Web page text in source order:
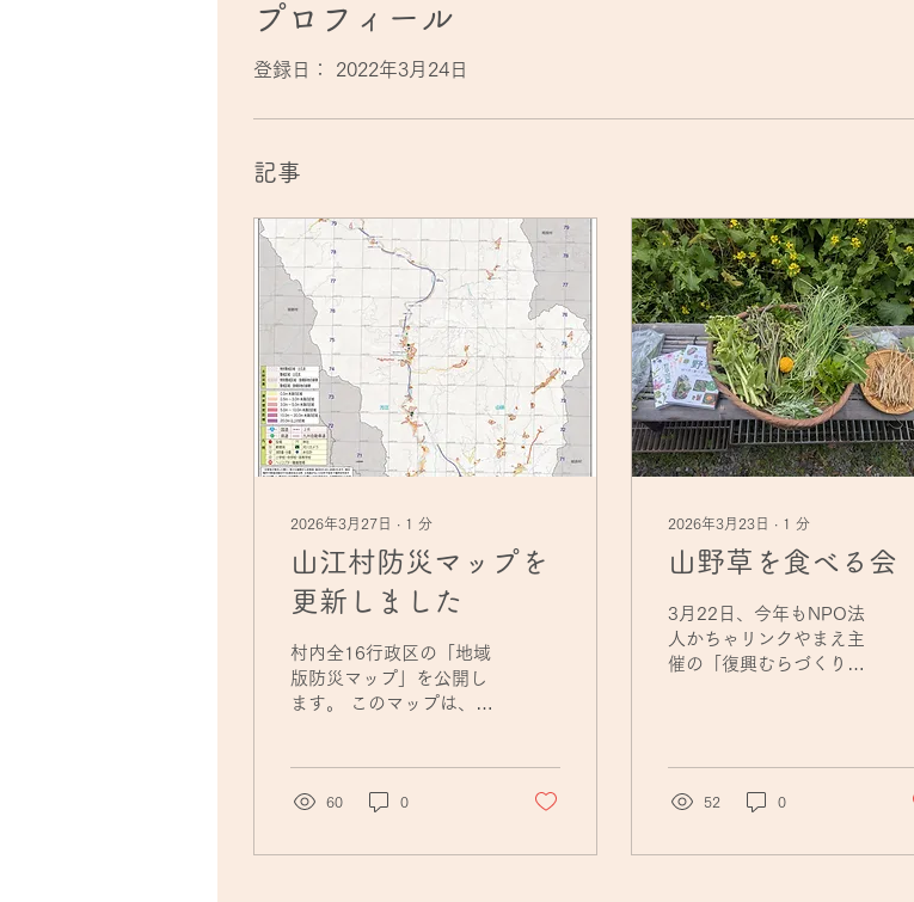
プロフィール
登録日： 2022年3月24日
記事
2026年3月27日 ∙ 1 分
山江村防災マップを
更新しました
村内全16行政区の「地域
版防災マップ」を公開し
ます。 このマップは、河
え、住民の皆さまが実際
た「危険箇所」を反映し
60 0
2026年3月23日 ∙ 1 分
山野草を食べる会
3月22日、今年もNPO法
人かちゃリンクやまえ主
催の「復興むらづくりカ
ん宅。村内外から22名が
集まり、春の里山で山野
草に親しむひとときを過
52 0